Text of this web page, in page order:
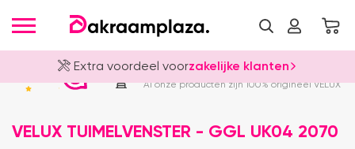
Extra voordeel voorzakelijke klanten
Officieel VELUX Dealer
Al onze producten zijn 100% origineel VELUX
VELUX TUIMELVENSTER - GGL UK04 2070